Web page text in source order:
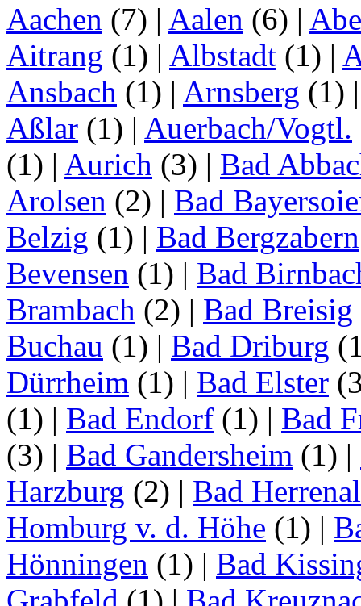
Aachen (7) | Aalen (6) |
Aitrang (1) | Albstadt (1) |
Ansbach (1) | Arnsberg (1)
Aßlar (1) | Auerbach/Vogtl.
(1) | Aurich (3) | Bad
Arolsen (2) | Bad
Belzig (1) | Bad Bergzabern
Bevensen (1) | Bad
Brambach (2) | Bad Breisig
Buchau (1) | Bad Driburg
Dürrheim (1) | Bad Elster
(1) | Bad Endorf (1) | Bad
(3) | Bad Gandersheim (1) |
Harzburg (2) | Bad
Homburg v. d. Höhe (1) |
Hönningen (1) | Bad